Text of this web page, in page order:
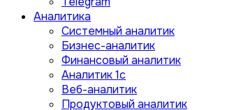
Аналитика
Системный аналитик
Бизнес-аналитик
Финансовый аналитик
Aналитик 1с
Веб-аналитик
Продуктовый аналитик